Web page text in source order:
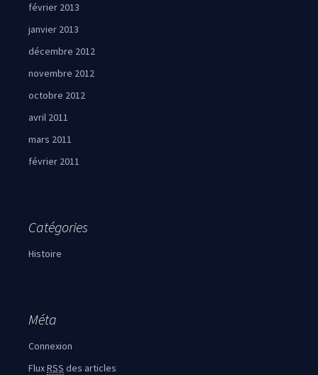
février 2013
janvier 2013
décembre 2012
novembre 2012
octobre 2012
avril 2011
mars 2011
février 2011
Catégories
Histoire
Méta
Connexion
FluxRSS des articles